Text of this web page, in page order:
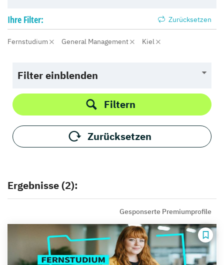
Ihre Filter: Zurücksetzen
Fernstudium General Management Kiel
Filter einblenden
Filtern
Zurücksetzen
Ergebnisse (2):
Gesponserte Premiumprofile